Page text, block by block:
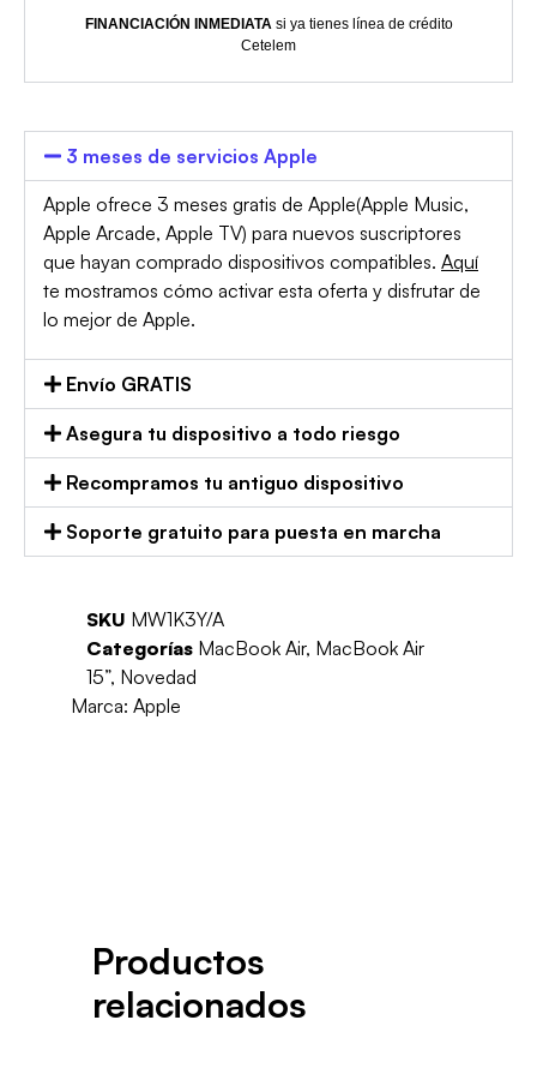
FINANCIACIÓN INMEDIATAsi ya tienes línea de crédito
Cetelem
3 meses de servicios Apple
Apple ofrece 3 meses gratis de Apple(Apple Music,
Apple Arcade, Apple TV) para nuevos suscriptores
que hayan comprado dispositivos compatibles. Aquí
te mostramos cómo activar esta oferta y disfrutar de
lo mejor de Apple.
Envío GRATIS
Asegura tu dispositivo a todo riesgo
Recompramos tu antiguo dispositivo
Soporte gratuito para puesta en marcha
SKU MW1K3Y/A
Categorías MacBook Air, MacBook Air
15”, Novedad
Marca:Apple
Productos
relacionados